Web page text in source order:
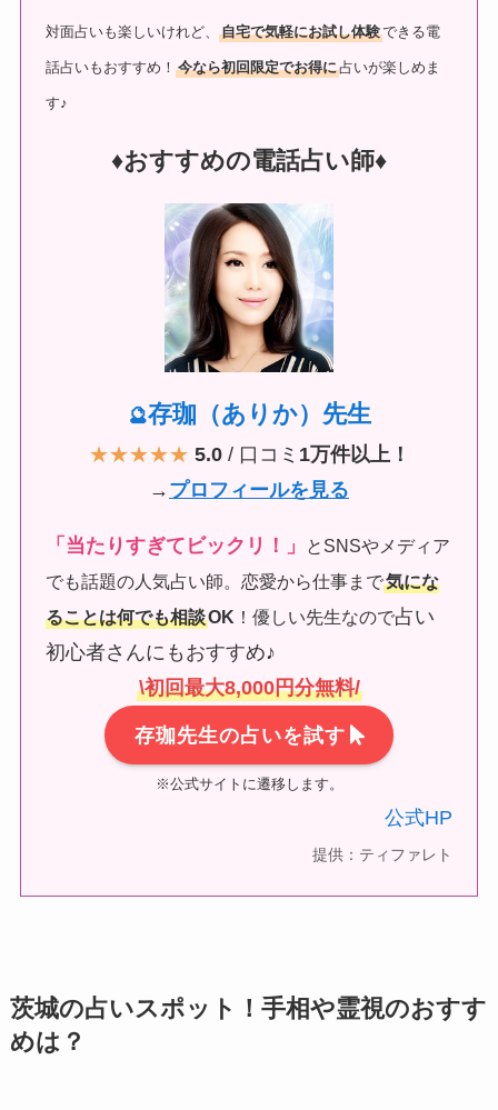
対面占いも楽しいけれど、自宅で気軽にお試し体験できる電
話占いもおすすめ！今なら初回限定でお得に占いが楽しめま
す♪
♦︎おすすめの電話占い師♦︎
🔮存珈（ありか）先生
★★★★★ 5.0/ 口コミ 1万件以上！
→ プロフィールを見る
「当たりすぎてビックリ！」
とSNSやメディア
でも話題の人気占い師。恋愛から仕事まで気にな
ることは何でも相談OK ！優しい先生なので占い
初心者さんにもおすすめ♪
\初回最大8,000円分無料/
存珈先生の占いを試す
※公式サイトに遷移します。
公式HP
提供：ティファレト
茨城の占いスポット！手相や霊視のおすす
めは？